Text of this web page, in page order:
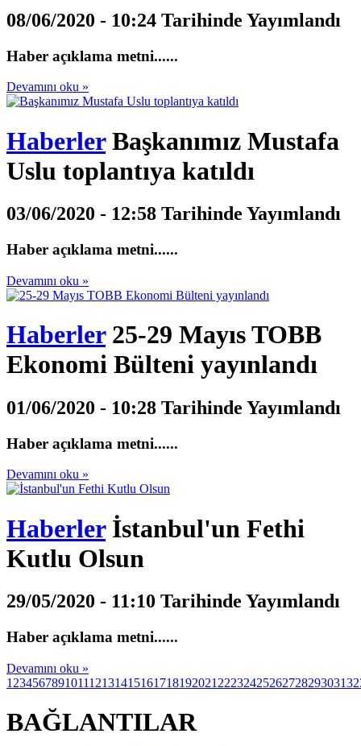
08/06/2020 - 10:24 Tarihinde Yayımlandı
Haber açıklama metni......
Devamını oku »
HaberlerBaşkanımız Mustafa
Uslu toplantıya katıldı
03/06/2020 - 12:58 Tarihinde Yayımlandı
Haber açıklama metni......
Devamını oku »
Haberler25-29 Mayıs TOBB
Ekonomi Bülteni yayınlandı
01/06/2020 - 10:28 Tarihinde Yayımlandı
Haber açıklama metni......
Devamını oku »
Haberlerİstanbul'un Fethi
Kutlu Olsun
29/05/2020 - 11:10 Tarihinde Yayımlandı
Haber açıklama metni......
Devamını oku »
1 23456789101112131415161718192021 2223242526272829303132
BAĞLANTILAR